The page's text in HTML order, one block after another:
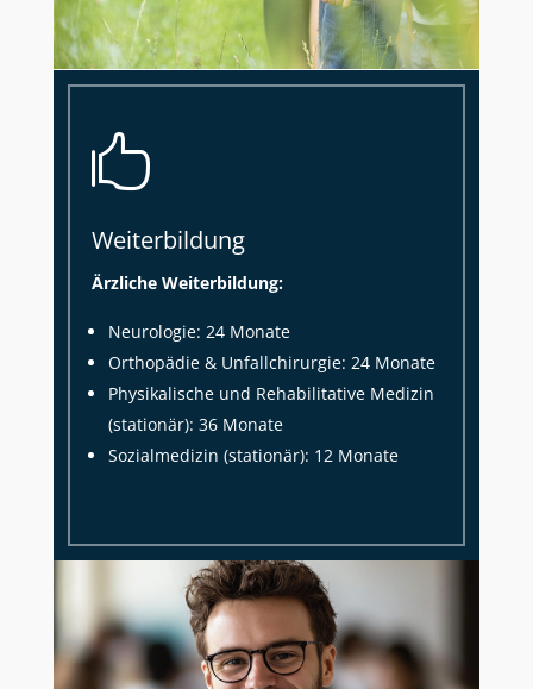

Weiterbildung
Ärzliche Weiterbildung:
Neurologie: 24 Monate
Orthopädie & Unfallchirurgie: 24 Monate
Physikalische und Rehabilitative Medizin
(stationär): 36 Monate
Sozialmedizin (stationär): 12 Monate